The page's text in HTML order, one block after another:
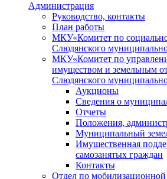
Администрация
Руководство, контакты
План работы
МКУ«Комитет по
Слюдянского
МКУ«Комитет по
имуществом и земельным
Слюдянского
Аукционы
Сведения о
Отчеты
Положения,
Муниципальный
Имущественная
самозанятых граждан
Контакты
Отдел по мобилизационной